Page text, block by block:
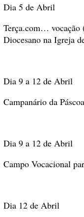
Dia 5 de Abril
Terça.com… vocação
Diocesano na Igreja
Dia 9 a 12 de Abril
Campanário da
Dia 9 a 12 de Abril
Campo Vocacional
Dia 12 de Abril